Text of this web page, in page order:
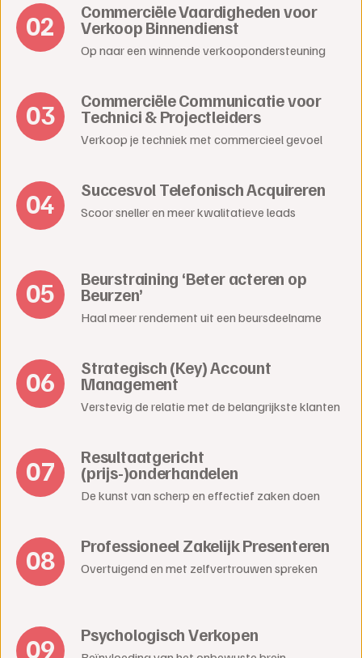
Commerciële Vaardigheden voor
Verkoop Binnendienst
Op naar een winnende verkoopondersteuning
Commerciële Communicatie voor
Technici & Projectleiders
Verkoop je techniek met commercieel gevoel
Succesvol Telefonisch Acquireren
Scoor sneller en meer kwalitatieve leads
Beurstraining ‘Beter acteren op
Beurzen’
Haal meer rendement uit een beursdeelname
Strategisch (Key) Account
Management
Verstevig de relatie met de belangrijkste klanten
Resultaatgericht
(prijs-)onderhandelen
De kunst van scherp en effectief zaken doen
Professioneel Zakelijk Presenteren
Overtuigend en met zelfvertrouwen spreken
Psychologisch Verkopen